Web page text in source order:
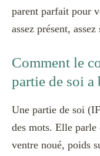
parent parfait pour
assez présent, assez
Comment le
partie de soi a
Une partie de soi
des mots. Elle parle
ventre noué, poids